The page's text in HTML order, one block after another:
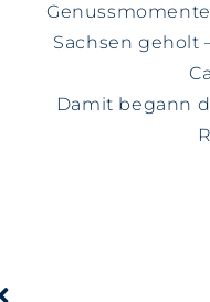
Sachsen geholt
Damit begann